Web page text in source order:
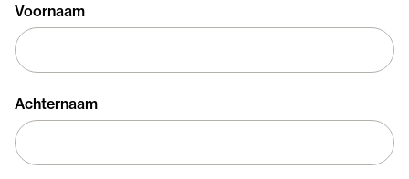
Voornaam
Achternaam